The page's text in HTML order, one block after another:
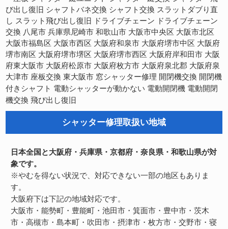
び出し復旧 シャフトバネ交換 シャフト交換 スラットダブり直
し スラット飛び出し復旧 ドライブチェーン
ドライブチェーン
交換 八尾市 兵庫県尼崎市 和歌山市 大阪市中央区 大阪市北区
大阪市福島区 大阪市西区 大阪府和泉市 大阪府堺市中区 大阪府
堺市南区 大阪府堺市堺区 大阪府堺市西区 大阪府岸和田市 大阪
府東大阪市 大阪府松原市 大阪府枚方市 大阪府泉北郡 大阪府泉
大津市 座板交換 東大阪市 窓シャッター修理 開閉機交換 開閉機
付きシャフト 電動シャッターが動かない 電動開閉機 電動開閉
機交換 飛び出し復旧
シャッター修理取扱い地域
日本全国と大阪府・兵庫県・京都府・奈良県・和歌山県が対
象です。
※やむを得ない状況で、対応できない一部の地区もありま
す。
大阪府下は下記の地域対応です。
大阪市・能勢町・豊能町・池田市・箕面市・豊中市・茨木
市・高槻市・島本町・吹田市・摂津市・枚方市・交野市・寝